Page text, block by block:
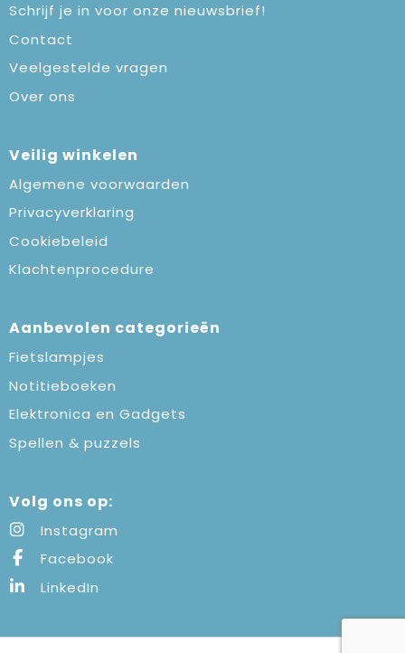
Schrijf je in voor onze nieuwsbrief!
Contact
Veelgestelde vragen
Over ons
Veilig winkelen
Algemene voorwaarden
Privacyverklaring
Cookiebeleid
Klachtenprocedure
Aanbevolen categorieën
Fietslampjes
Notitieboeken
Elektronica en Gadgets
Spellen & puzzels
Volg ons op:
Instagram
Facebook
LinkedIn